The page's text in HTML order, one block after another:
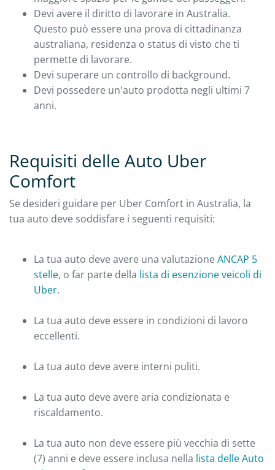
Devi avere il diritto di lavorare in Australia.
Questo può essere una prova di cittadinanza
australiana, residenza o status di visto che ti
permette di lavorare.
Devi superare un controllo di background.
Devi possedere un'auto prodotta negli ultimi 7
anni.
Requisiti delle Auto Uber
Comfort
Se desideri guidare per Uber Comfort in Australia, la
tua auto deve soddisfare i seguenti requisiti:
La tua auto deve avere una valutazioneANCAP 5
stelle, o far parte della lista di esenzione veicoli di
Uber.
La tua auto deve essere in condizioni di lavoro
eccellenti.
La tua auto deve avere interni puliti.
La tua auto deve avere aria condizionata e
riscaldamento.
La tua auto non deve essere più vecchia di sette
(7) anni e deve essere inclusa nella lista delle Auto